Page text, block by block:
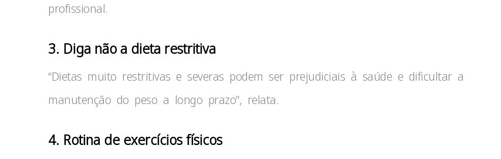
profissional.
3. Diga não a dieta restritiva
“Dietas muito restritivas e severas podem ser prejudiciais à saúde e dificultar a
manutenção do peso a longo prazo”, relata.
4. Rotina de exercícios físicos